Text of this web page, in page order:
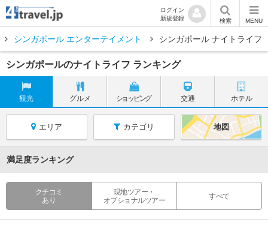
ログイン
新規登録
検索 MENU
シンガポール エンターテイメント シンガポール ナイトライフ
シンガポールのナイトライフ ランキング
観光 グルメ ショッピング 交通 ホテル
エリア カテゴリ 地図
満足度ランキング
クチコミ
あり
現地ツアー・
オプショナルツアー
すべて